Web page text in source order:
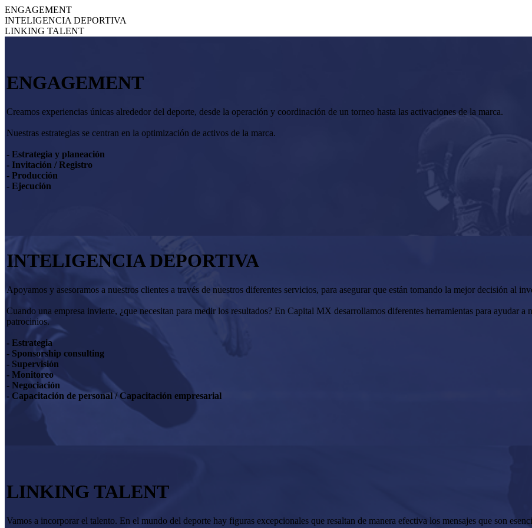
ENGAGEMENT
INTELIGENCIA DEPORTIVA
LINKING TALENT
ENGAGEMENT
Creamos experiencias únicas alrededor del deporte, desde la operación y coordinación de un torneo hasta las activaciones de la marca.
Nuestras estrategias se centran en la optimización de activos de la marca.
- Estrategia y planeación
- Invitación / Registro
- Producción
- Ejecución
INTELIGENCIA DEPORTIVA
Apoyamos y asesoramos a nuestros clientes a través de nuestros diferentes servicios, para asegurar que están tomando la mejor decisión al
Cuando una empresa invierte, ¿que necesitan para medir los resultados? En Capital MX desarrollamos diferentes herramientas para ayudar
patrocinios.
- Estrategia
- Sponsorship consulting
- Supervisión
- Monitoreo
- Negociación
- Capacitación de personal / Capacitación empresarial
LINKING TALENT
Vamos a incorporar el talento. En el mundo del deporte hay figuras excepcionales que resaltan de manera efectiva los mensajes que son